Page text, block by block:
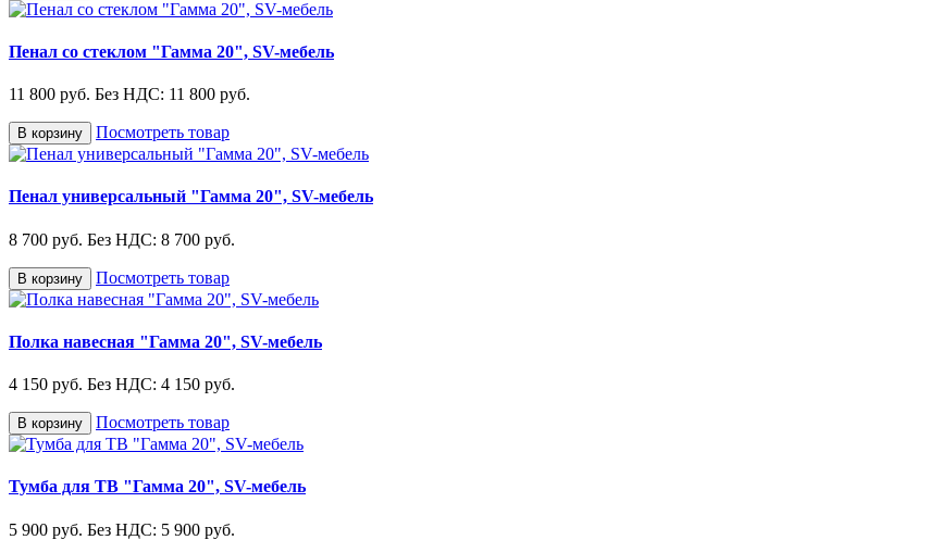
Пенал со стеклом "Гамма 20", SV-мебель
11 800 руб. Без НДС: 11 800 руб.
В корзину Посмотреть товар
Пенал универсальный "Гамма 20", SV-мебель
8 700 руб. Без НДС: 8 700 руб.
В корзину Посмотреть товар
Полка навесная "Гамма 20", SV-мебель
4 150 руб. Без НДС: 4 150 руб.
В корзину Посмотреть товар
Тумба для ТВ "Гамма 20", SV-мебель
5 900 руб. Без НДС: 5 900 руб.